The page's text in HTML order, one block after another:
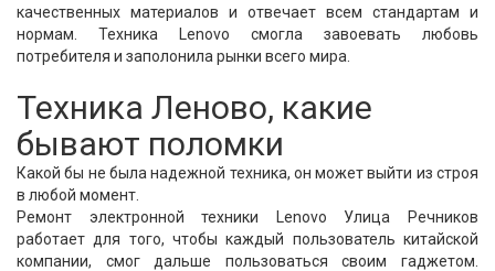
качественных материалов и отвечает всем стандартам и
нормам. Техника Lenovo смогла завоевать любовь
потребителя и заполонила рынки всего мира.
Техника Леново, какие
бывают поломки
Какой бы не была надежной техника, он может выйти из строя
в любой момент.
Ремонт электронной техники Lenovo Улица Речников
работает для того, чтобы каждый пользователь китайской
компании, смог дальше пользоваться своим гаджетом.